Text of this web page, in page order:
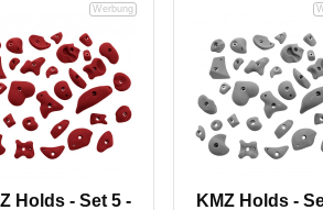
Holds - Set 5 -
KMZ Holds -